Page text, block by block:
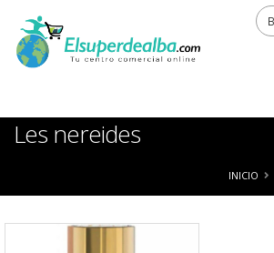
Les nereides
INICIO